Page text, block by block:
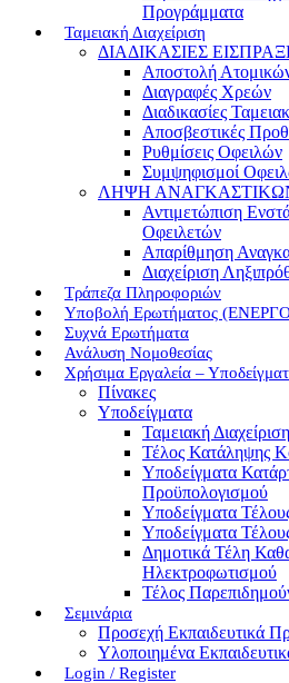
Προγράμματα
Ταμειακή Διαχείριση
ΔΙΑΔΙΚΑΣΙΕΣ
Αποστολή
Διαγραφές Χρεών
Διαδικασίες
Αποσβεστικές
Ρυθμίσεις Οφειλών
Συμψηφισμοί
ΛΗΨΗ
Αντιμετώπιση
Οφειλετών
Απαρίθμηση
Διαχείριση
Τράπεζα Πληροφοριών
Υποβολή Ερωτήματος
Συχνά Ερωτήματα
Ανάλυση Νομοθεσίας
Χρήσιμα Εργαλεία –
Πίνακες
Υποδείγματα
Ταμειακή
Τέλος Κατάληψης
Υποδείγματα
Προϋπολογισμού
Υποδείγματα
Υποδείγματα
Δημοτικά Τέλη
Ηλεκτροφωτισμού
Τέλος
Σεμινάρια
Προσεχή Εκπαιδευτικά
Υλοποιημένα
Login / Register